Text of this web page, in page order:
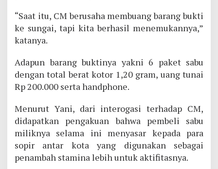
“Saat itu, CM berusaha membuang barang bukti
ke sungai, tapi kita berhasil menemukannya,”
katanya.
Adapun barang buktinya yakni 6 paket sabu
dengan total berat kotor 1,20 gram, uang tunai
Rp 200.000 serta handphone.
Menurut Yani, dari interogasi terhadap CM,
didapatkan pengakuan bahwa pembeli sabu
miliknya selama ini menyasar kepada para
sopir antar kota yang digunakan sebagai
penambah stamina lebih untuk aktifitasnya.